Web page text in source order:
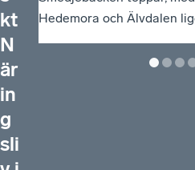
kt
N
är
in
g
sli
Hedemora och Älvdalen